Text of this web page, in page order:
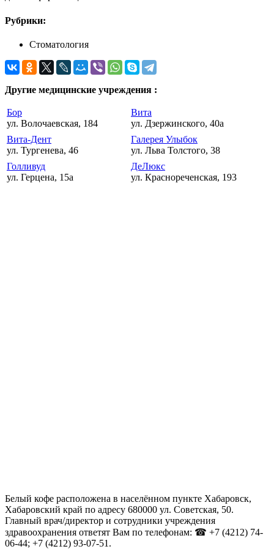
Рубрики:
Стоматология
Другие медицинские учреждения :
Бор
ул. Волочаевская, 184
Вита
ул. Дзержинского, 40а
Вита-Дент
ул. Тургенева, 46
Галерея Улыбок
ул. Льва Толстого, 38
Голливуд
ул. Герцена, 15а
ДеЛюкс
ул. Краснореченская, 193
Белый кофе расположена в населённом пункте Хабаровск,
Хабаровский край по адресу 680000 ул. Советская, 50.
Главный врач/директор и сотрудники учреждения
здравоохранения ответят Вам по телефонам: ☎ +7 (4212) 74-
06-44; +7 (4212) 93-07-51.